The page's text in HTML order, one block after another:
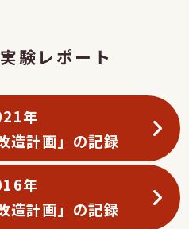
験レポート
年
造計画」の記録
年
造計画」の記録